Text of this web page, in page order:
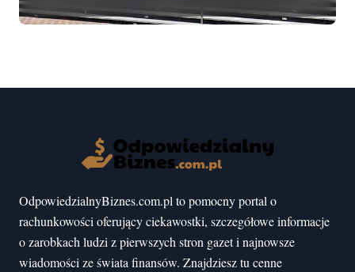
mogłeś nie wiedzieć
OdpowiedzialnyBiznes.com.pl to pomocny portal o
rachunkowości oferujący ciekawostki, szczegółowe informacje
o zarobkach ludzi z pierwszych stron gazet i najnowsze
wiadomości ze świata finansów. Znajdziesz tu cenne